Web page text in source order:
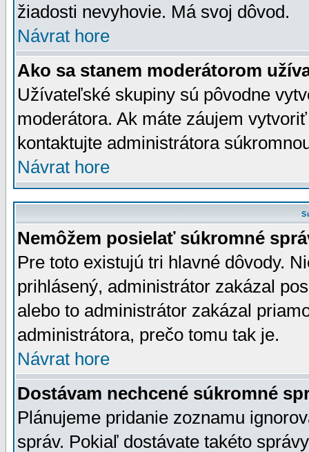
žiadosti nevyhovie. Má svoj dôvod.
Návrat hore
Ako sa stanem moderátorom
Užívateľské skupiny sú pôvodne
moderátora. Ak máte záujem
kontaktujte administrátora
Návrat hore
Nemôžem posielať súkromné
Pre toto existujú tri hlavné dôvody.
prihlásený, administrátor zakázal
alebo to administrátor zakázal
administrátora, prečo tomu tak je.
Návrat hore
Dostávam nechcené súkromné
Plánujeme pridanie zoznamu
správ. Pokiaľ dostávate takéto